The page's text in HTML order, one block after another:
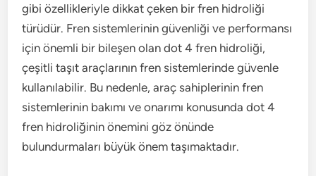
gibi özellikleriyle dikkat çeken bir fren hidroliği
türüdür. Fren sistemlerinin güvenliği ve performansı
için önemli bir bileşen olan dot 4 fren hidroliği,
çeşitli taşıt araçlarının fren sistemlerinde güvenle
kullanılabilir. Bu nedenle, araç sahiplerinin fren
sistemlerinin bakımı ve onarımı konusunda dot 4
fren hidroliğinin önemini göz önünde
bulundurmaları büyük önem taşımaktadır.